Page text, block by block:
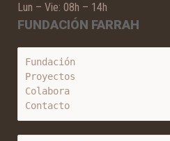
Lun – Vie: 08h – 14h
FUNDACIÓN FARRAH
Fundación
Proyectos
Colabora
Contacto